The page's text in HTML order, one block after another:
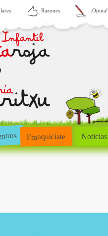
Razones ¡Opina!
Franquíciate Noticias